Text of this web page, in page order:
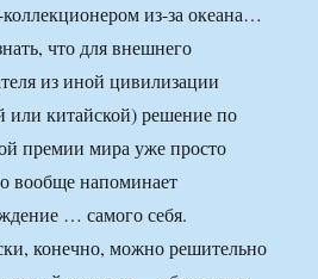
из-за океана…
что для внешнего
из иной цивилизации
или китайской) решение по
премии мира уже просто
вообще напоминает
… самого себя.
конечно, можно решительно